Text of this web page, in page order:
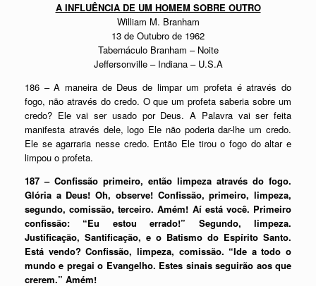
A INFLUÊNCIA DE UM HOMEM SOBRE OUTRO
William M. Branham
13 de Outubro de 1962
Tabernáculo Branham – Noite
Jeffersonville – Indiana – U.S.A
186 – A maneira de Deus de limpar um profeta é através do
fogo, não através do credo. O que um profeta saberia sobre um
credo? Ele vai ser usado por Deus. A Palavra vai ser feita
manifesta através dele, logo Ele não poderia dar-lhe um credo.
Ele se agarraria nesse credo. Então Ele tirou o fogo do altar e
limpou o profeta.
187 – Confissão primeiro, então limpeza através do fogo.
Glória a Deus! Oh, observe! Confissão, primeiro, limpeza,
segundo, comissão, terceiro. Amém! Aí está você. Primeiro
confissão: “Eu estou errado!” Segundo, limpeza.
Justificação, Santificação, e o Batismo do Espírito Santo.
Está vendo? Confissão, limpeza, comissão. “Ide a todo o
mundo e pregai o Evangelho. Estes sinais seguirão aos que
crerem.” Amém!